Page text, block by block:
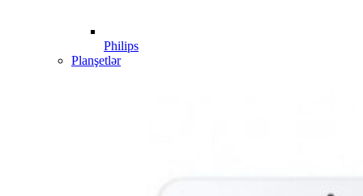
Philips
Planşetlər